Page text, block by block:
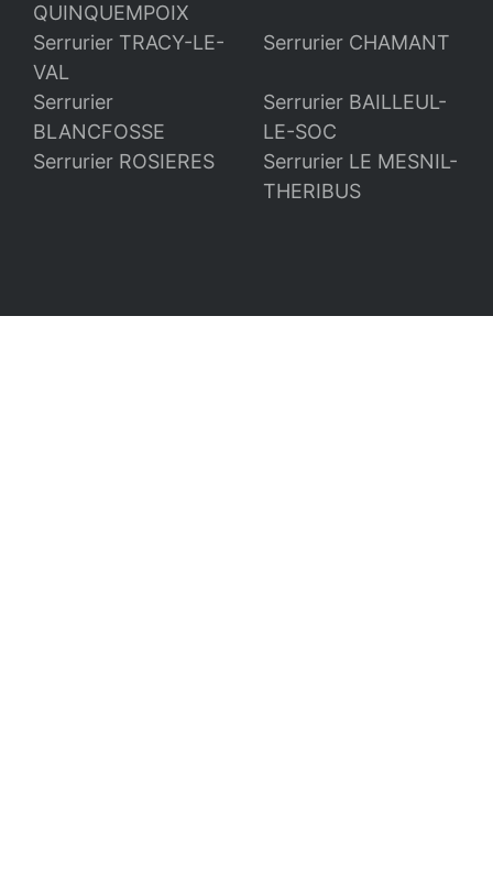
QUINQUEMPOIX
Serrurier TRACY-LE-
VAL
Serrurier CHAMANT
Serrurier
BLANCFOSSE
Serrurier BAILLEUL-
LE-SOC
Serrurier ROSIERES
Serrurier LE MESNIL-
THERIBUS